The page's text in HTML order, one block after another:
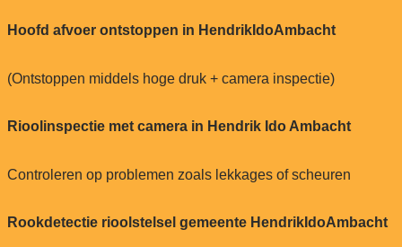
Hoofd afvoer ontstoppen in HendrikIdoAmbacht
(Ontstoppen middels hoge druk + camera inspectie)
Rioolinspectie met camera in Hendrik Ido Ambacht
Controleren op problemen zoals lekkages of scheuren
Rookdetectie rioolstelsel gemeente HendrikIdoAmbacht